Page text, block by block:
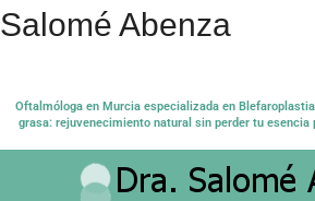
Salomé Abenza
Oftalmóloga en Murcia especializada en
grasa: rejuvenecimiento natural sin perder tu esencia